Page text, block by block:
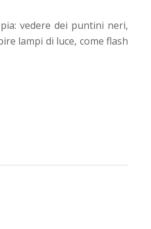
vedere dei puntini neri,
lampi di luce, come flash